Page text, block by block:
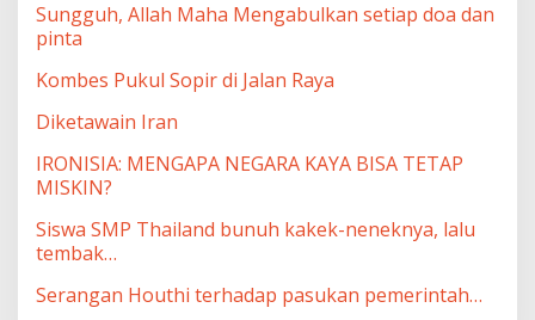
Sungguh, Allah Maha Mengabulkan setiap doa dan
pinta
Kombes Pukul Sopir di Jalan Raya
Diketawain Iran
IRONISIA: MENGAPA NEGARA KAYA BISA TETAP
MISKIN?
Siswa SMP Thailand bunuh kakek-neneknya, lalu
tembak…
Serangan Houthi terhadap pasukan pemerintah…